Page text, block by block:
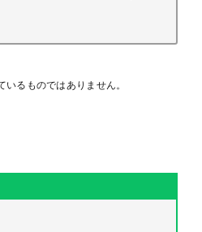
るものではありません。